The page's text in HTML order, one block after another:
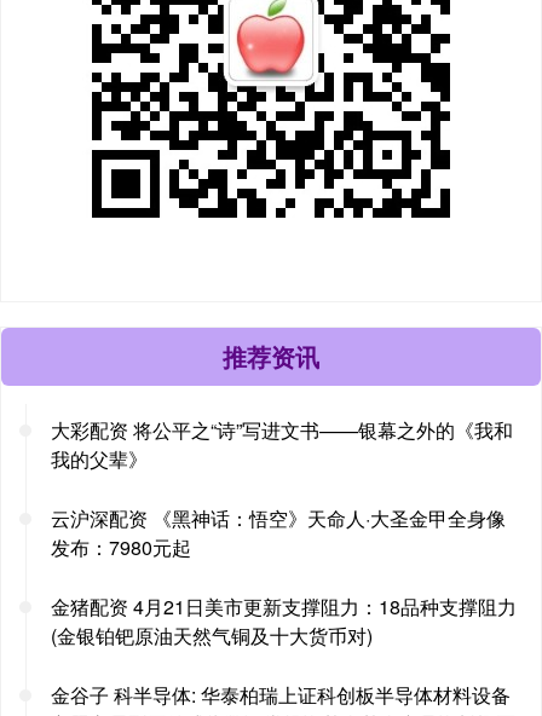
推荐资讯
大彩配资 将公平之“诗”写进文书——银幕之外的《我和
我的父辈》
云沪深配资 《黑神话：悟空》天命人·大圣金甲全身像
发布：7980元起
金猪配资 4月21日美市更新支撑阻力：18品种支撑阻力
(金银铂钯原油天然气铜及十大货币对)
金谷子 科半导体: 华泰柏瑞上证科创板半导体材料设备